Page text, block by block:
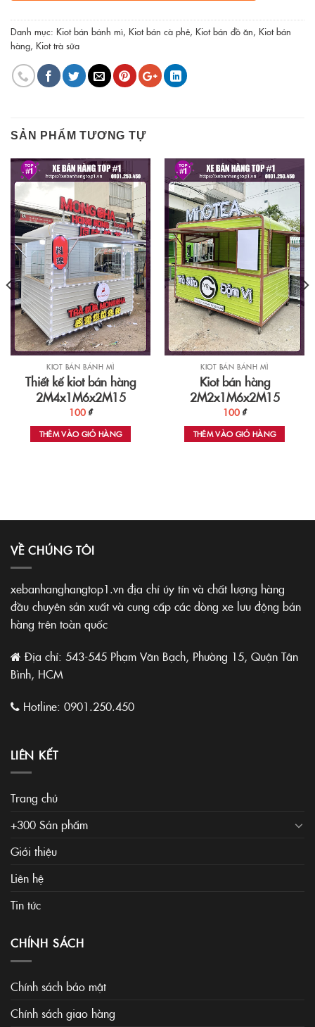
Danh mục: Kiot bán bánh mì Kiot bán cà phê Kiot bán đồ ăn Kiot bán
hàng Kiot trà sữa
SẢN PHẨM TƯƠNG TỰ
KIOT BÁN BÁNH MÌ
Thiết kế kiot bán hàng
2M4x1M6x2M15
100 ₫
THÊM VÀO GIỎ HÀNG
KIOT BÁN BÁNH MÌ
Kiot bán hàng
2M2x1M6x2M15
100 ₫
THÊM VÀO GIỎ HÀNG
VỀ CHÚNG TÔI
xebanhanghangtop1.vn địa chỉ úy tín và chất lượng hàng
đầu chuyên sản xuất và cung cấp các dòng xe lưu động bán
hàng trên toàn quốc
Địa chỉ: 543-545 Phạm Văn Bạch, Phường 15, Quận Tân
Bình, HCM
Hotline: 0901.250.450
LIÊN KẾT
Trang chủ
+300 Sản phẩm
Giới thiệu
Liên hệ
Tin tức
CHÍNH SÁCH
Chính sách bảo mật
Chính sách giao hàng